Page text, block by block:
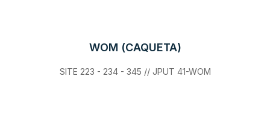
WOM (CAQUETA)
SITE 223 - 234 - 345 // JPUT 41-WOM